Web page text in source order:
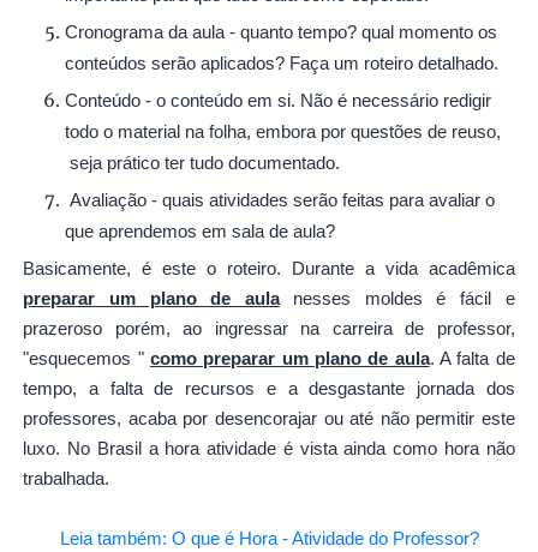
Cronograma da aula - quanto tempo? qual momento os
conteúdos serão aplicados? Faça um roteiro detalhado.
Conteúdo - o conteúdo em si. Não é necessário redigir
todo o material na folha, embora por questões de reuso,
seja prático ter tudo documentado.
Avaliação - quais atividades serão feitas para avaliar o
que aprendemos em sala de aula?
Basicamente, é este o roteiro. Durante a vida acadêmica
preparar um plano de aulanesses moldes é fácil e
prazeroso porém, ao ingressar na carreira de professor,
"esquecemos "como preparar um plano de aula. A falta de
tempo, a falta de recursos e a desgastante jornada dos
professores, acaba por desencorajar ou até não permitir este
luxo. No Brasil a hora atividade é vista ainda como hora não
trabalhada.
Leia também: O que é Hora - Atividade do Professor?